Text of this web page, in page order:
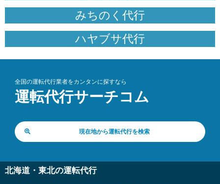
みちのく代行
ハヤブサ代行
全国の運転代行業者をカンタンに探すなら
運転代行サーチコム
現在地から運転代行を検索
北海道・東北の運転代行